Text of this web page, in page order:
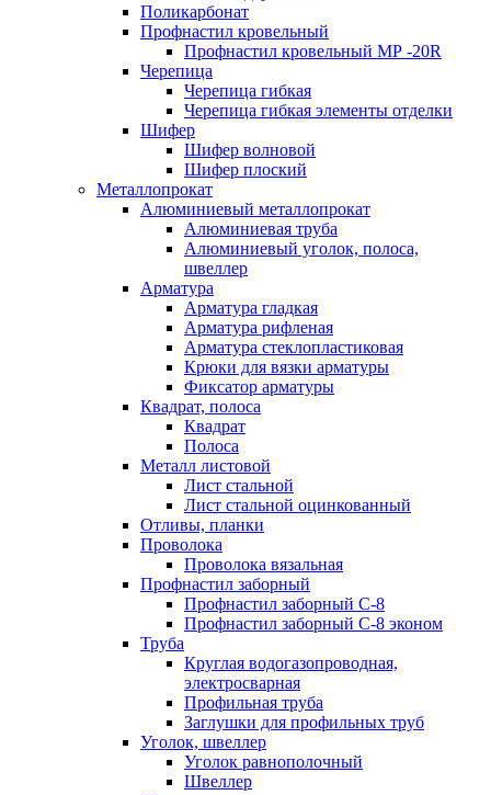
Поликарбонат
Профнастил кровельный
Профнастил кровельный МР -20R
Черепица
Черепица гибкая
Черепица гибкая элементы отделки
Шифер
Шифер волновой
Шифер плоский
Металлопрокат
Алюминиевый металлопрокат
Алюминиевая труба
Алюминиевый уголок, полоса,
швеллер
Арматура
Арматура гладкая
Арматура рифленая
Арматура стеклопластиковая
Крюки для вязки арматуры
Фиксатор арматуры
Квадрат, полоса
Квадрат
Полоса
Металл листовой
Лист стальной
Лист стальной оцинкованный
Отливы, планки
Проволока
Проволока вязальная
Профнастил заборный
Профнастил заборный С-8
Профнастил заборный С-8 эконом
Труба
Круглая водогазопроводная,
электросварная
Профильная труба
Заглушки для профильных труб
Уголок, швеллер
Уголок равнополочный
Швеллер